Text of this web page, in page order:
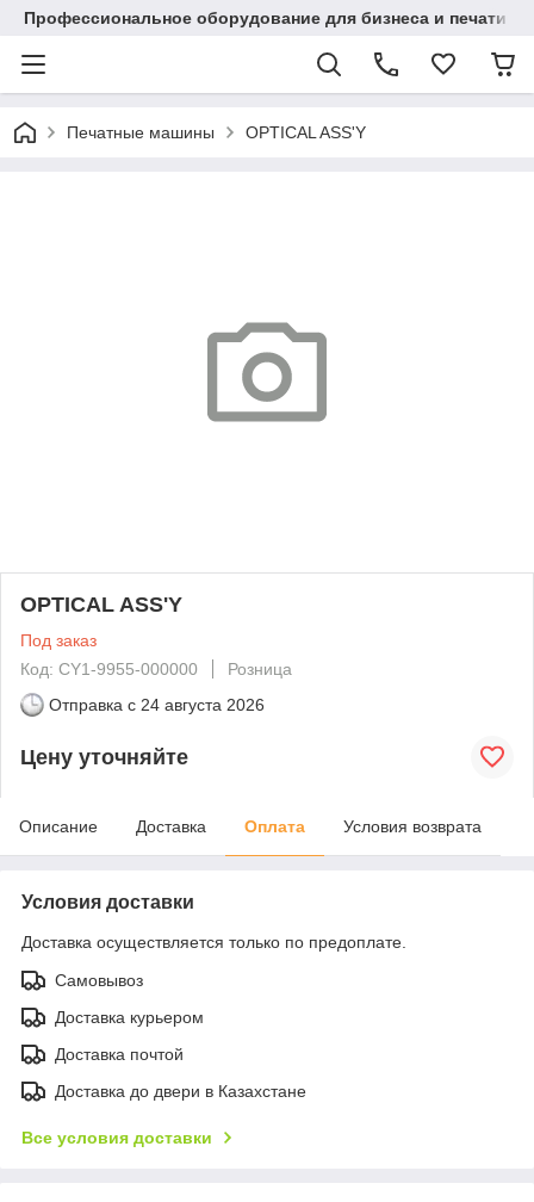
Профессиональное оборудование для бизнеса и печати в
Печатные машины OPTICAL ASS'Y
OPTICAL ASS'Y
Под заказ
Код: CY1-9955-000000
Розница
Отправка с 24 августа 2026
Цену уточняйте
Описание Доставка Оплата Условия возврата
Условия доставки
Доставка осуществляется только по предоплате.
Самовывоз
Доставка курьером
Доставка почтой
Доставка до двери в Казахстане
Все условия доставки